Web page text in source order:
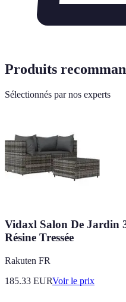
Produits
Sélectionnés par nos experts
Vidaxl Salon De Jardin
Résine Tressée
Rakuten FR
185.33 EURVoir le prix